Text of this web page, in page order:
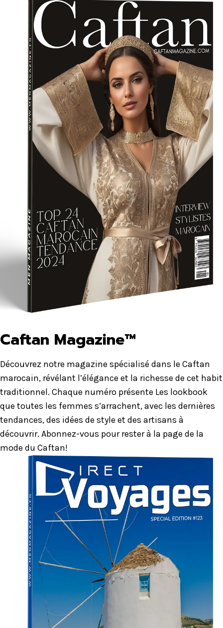
Caftan Magazine™
Découvrez notre magazine spécialisé dans le Caftan
marocain, révélant l’élégance et la richesse de cet habit
traditionnel. Chaque numéro présente Les lookbook
que toutes les femmes s’arrachent, avec les dernières
tendances, des idées de style et des artisans à
découvrir. Abonnez-vous pour rester à la page de la
mode du Caftan!